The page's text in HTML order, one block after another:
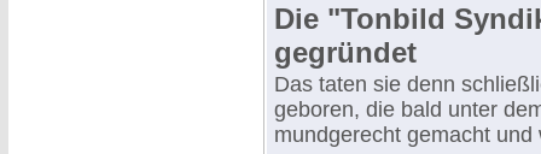
Die "Tonbild
gegründet
Das taten sie denn
geboren, die bald unter
mundgerecht gemacht